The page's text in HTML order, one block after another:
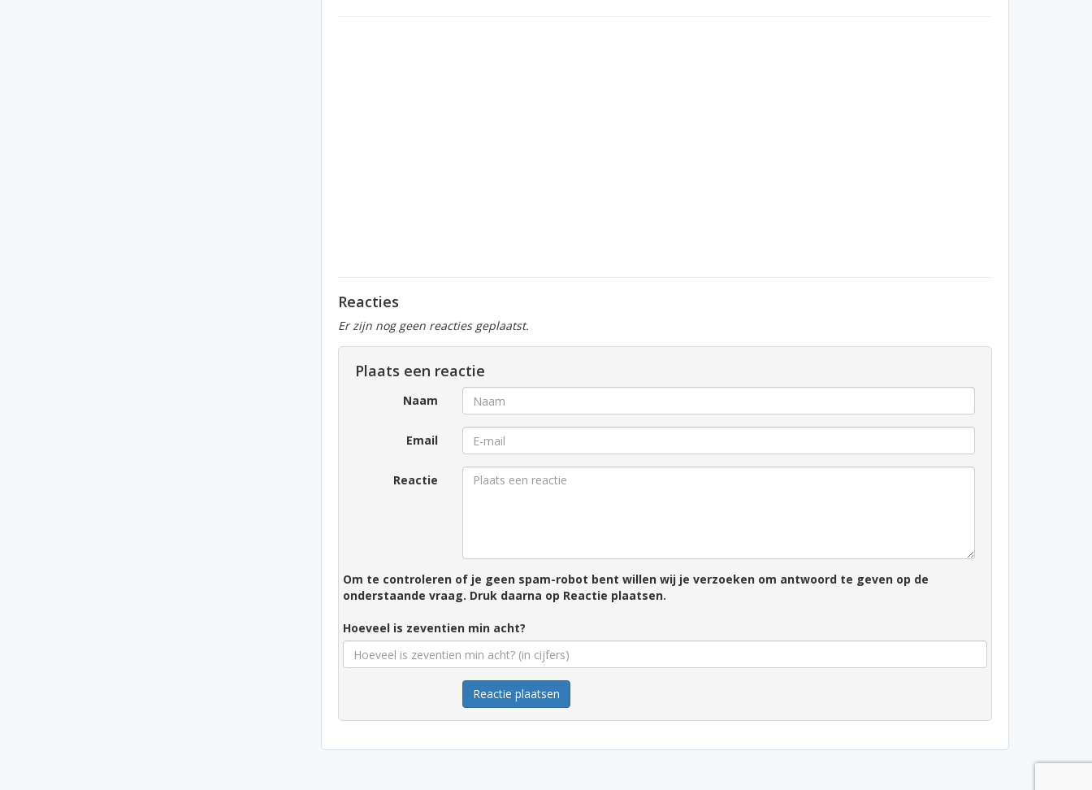
Reacties
Er zijn nog geen reacties geplaatst.
Plaats een reactie
Naam
Email
Reactie
Om te controleren of je geen spam-robot bent willen wij je verzoeken om antwoord te geven op de
onderstaande vraag. Druk daarna op Reactie plaatsen.
Hoeveel is zeventien min acht?
Reactie plaatsen